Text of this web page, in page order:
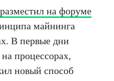
разместил на форуме
майнинга
В первые дни
процессорах,
новый способ